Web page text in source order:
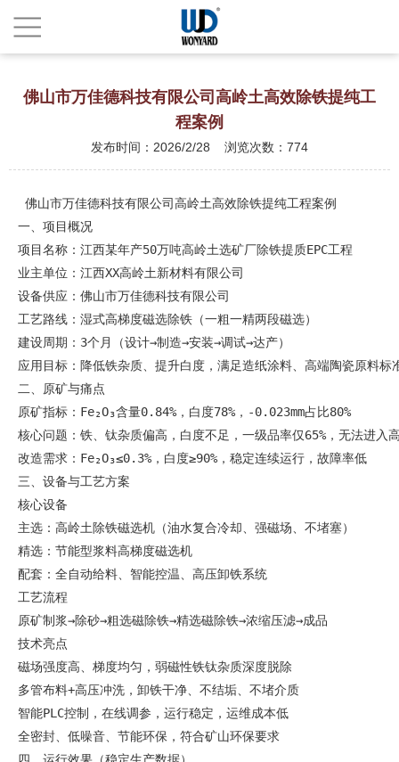
佛山市万佳德科技有限公司高岭土高效除铁提纯工
程案例
发布时间：2026/2/28 浏览次数：774
佛山市万佳德科技有限公司高岭土高效除铁提纯工程案例
一、项目概况
项目名称：江西某年产50万吨高岭土选矿厂除铁提质EPC工程
业主单位：江西XX高岭土新材料有限公司
设备供应：佛山市万佳德科技有限公司
工艺路线：湿式高梯度磁选除铁（一粗一精两段磁选）
建设周期：3个月（设计→制造→安装→调试→达产）
应用目标：降低铁杂质、提升白度，满足造纸涂料、高端陶瓷原料标
二、原矿与痛点
原矿指标：Fe₂O₃含量0.84%，白度78%，-0.023mm占比80%
核心问题：铁、钛杂质偏高，白度不足，一级品率仅65%，无法进入
改造需求：Fe₂O₃≤0.3%，白度≥90%，稳定连续运行，故障率低
三、设备与工艺方案
核心设备
主选：高岭土除铁磁选机（油水复合冷却、强磁场、不堵塞）
精选：节能型浆料高梯度磁选机
配套：全自动给料、智能控温、高压卸铁系统
工艺流程
原矿制浆→除砂→粗选磁除铁→精选磁除铁→浓缩压滤→成品
技术亮点
磁场强度高、梯度均匀，弱磁性铁钛杂质深度脱除
多管布料+高压冲洗，卸铁干净、不结垢、不堵介质
智能PLC控制，在线调参，运行稳定，运维成本低
全密封、低噪音、节能环保，符合矿山环保要求